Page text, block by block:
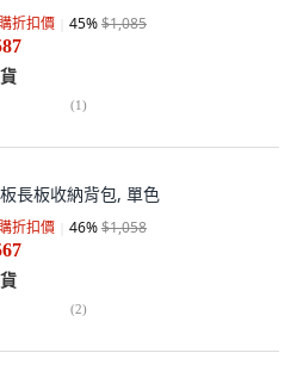
折扣價 45%$1,085
(1)
長板收納背包, 單色
折扣價 46%$1,058
(2)